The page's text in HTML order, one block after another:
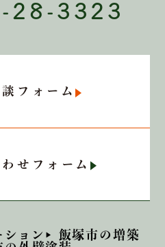
28-3323
フォーム
せフォーム
ョン
飯塚市の増築